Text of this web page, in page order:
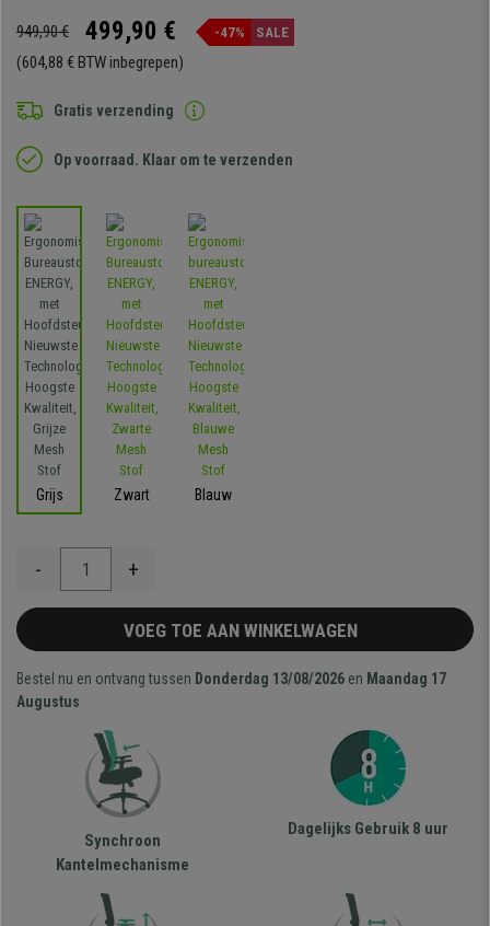
949,90 € 499,90 € -47% SALE
(604,88 € BTW inbegrepen)
Gratis verzending
Op voorraad. Klaar om te verzenden
Grijs Zwart Blauw
- +
VOEG TOE AAN WINKELWAGEN
Bestel nu en ontvang tussen Donderdag 13/08/2026 en Maandag 17
Augustus
Synchroon
Kantelmechanisme
Dagelijks Gebruik 8 uur